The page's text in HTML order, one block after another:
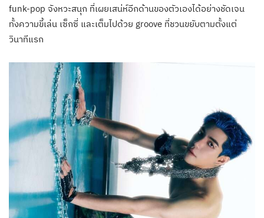
funk-pop จังหวะสนุก ที่เผยเสน่ห์อีกด้านของตัวเองได้อย่างชัดเจน
ทั้งความขี้เล่น เซ็กซี่ และเต็มไปด้วย groove ที่ชวนขยับตามตั้งแต่
วินาทีแรก